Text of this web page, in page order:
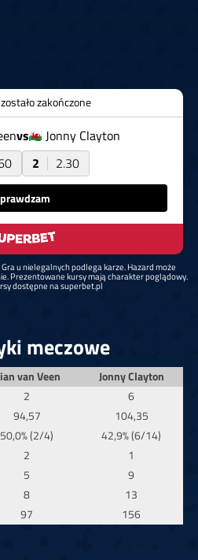
zakończone
vs
Jonny Clayton
2 2.30
u nielegalnych podlega karze. Hazard może
Prezentowane kursy mają charakter poglądowy.
dostępne na superbet.pl
meczowe
van Veen
Jonny Clayton
2
6
94,57
104,35
50,0% (2/4)
42,9% (6/14)
2
1
5
9
8
13
97 156